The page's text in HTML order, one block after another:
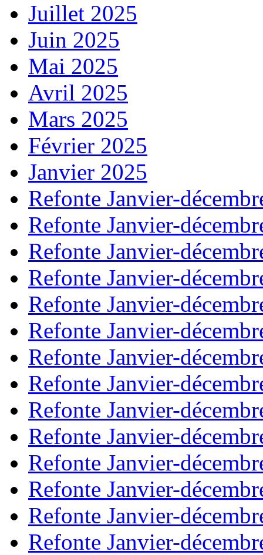
Juillet 2025
Juin 2025
Mai 2025
Avril 2025
Mars 2025
Février 2025
Janvier 2025
Refonte Janvier-
Refonte Janvier-
Refonte Janvier-
Refonte Janvier-
Refonte Janvier-
Refonte Janvier-
Refonte Janvier-
Refonte Janvier-
Refonte Janvier-
Refonte Janvier-
Refonte Janvier-
Refonte Janvier-
Refonte Janvier-
Refonte Janvier-